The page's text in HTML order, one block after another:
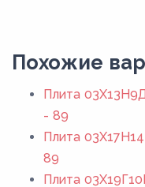
Похожие
Плита
- 89
Плита
89
Плита